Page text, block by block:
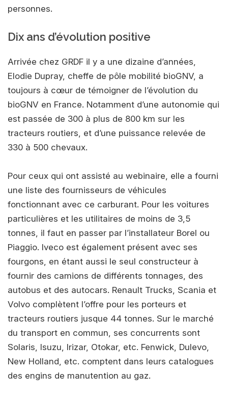
personnes.
Dix ans d’évolution positive
Arrivée chez GRDF il y a une dizaine d’années,
Elodie Dupray, cheffe de pôle mobilité bioGNV, a
toujours à cœur de témoigner de l’évolution du
bioGNV en France. Notamment d’une autonomie qui
est passée de 300 à plus de 800 km sur les
tracteurs routiers, et d’une puissance relevée de
330 à 500 chevaux.
Pour ceux qui ont assisté au webinaire, elle a fourni
une liste des fournisseurs de véhicules
fonctionnant avec ce carburant. Pour les voitures
particulières et les utilitaires de moins de 3,5
tonnes, il faut en passer par l’installateur Borel ou
Piaggio. Iveco est également présent avec ses
fourgons, en étant aussi le seul constructeur à
fournir des camions de différents tonnages, des
autobus et des autocars. Renault Trucks, Scania et
Volvo complètent l’offre pour les porteurs et
tracteurs routiers jusque 44 tonnes. Sur le marché
du transport en commun, ses concurrents sont
Solaris, Isuzu, Irizar, Otokar, etc. Fenwick, Dulevo,
New Holland, etc. comptent dans leurs catalogues
des engins de manutention au gaz.